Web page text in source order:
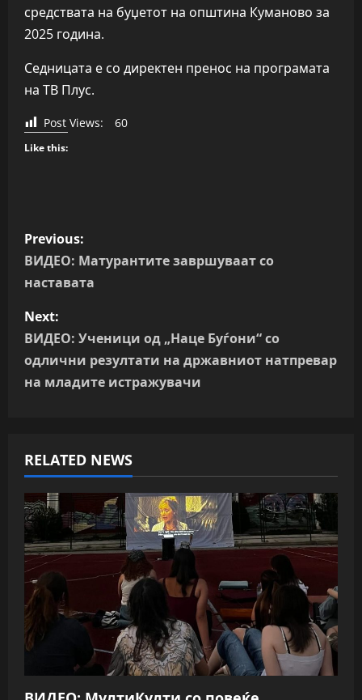
средствата на буџетот на општина Куманово за
2025 година.
Седницата е со директен пренос на програмата
на ТВ Плус.
Post Views: 60
Like this:
P
o
t
n
i
g
a
t
i
o
n
Previous:
ВИДЕО: Матурантите завршуваат со
наставата
Next:
ВИДЕО: Ученици од „Наце Буѓони“ со
одлични резултати на државниот натпревар
на младите истражувачи
RELATED NEWS